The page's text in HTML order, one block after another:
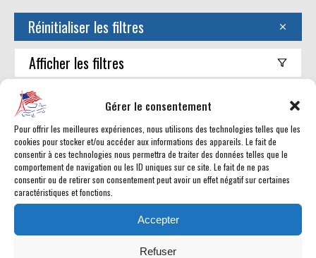
Gérer le consentement
Pour offrir les meilleures expériences, nous utilisons des technologies telles que les
cookies pour stocker et/ou accéder aux informations des appareils. Le fait de
consentir à ces technologies nous permettra de traiter des données telles que le
comportement de navigation ou les ID uniques sur ce site. Le fait de ne pas
consentir ou de retirer son consentement peut avoir un effet négatif sur certaines
caractéristiques et fonctions.
Accepter
Refuser
Réinitialiser les filtres
Afficher les filtres
Trouver mon américaine
Référence inconnue
Le véhicule recherché n'est pas ou plus référencé.